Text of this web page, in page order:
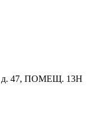
д. 47, ПОМЕЩ. 13Н